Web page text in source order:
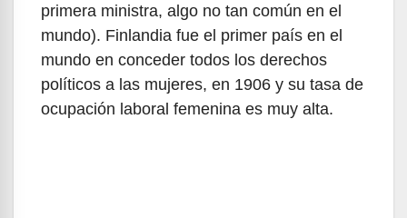
primera ministra, algo no tan común en el
mundo). Finlandia fue el primer país en el
mundo en conceder todos los derechos
políticos a las mujeres, en 1906 y su tasa de
ocupación laboral femenina es muy alta.